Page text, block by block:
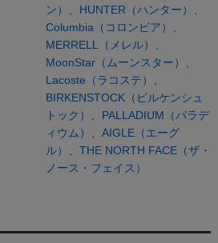
ン）、 HUNTER（ハンター）、
Columbia（コロンビア）、
MERRELL（メレル）、
MoonStar（ムーンスター）
Lacoste（ラコステ）
BIRKENSTOCK（ビルケンシュ
トック）
PALLADIUM（パラデ
ィウム）
AIGLE（エーグ
ル）
THE NORTH FACE（ザ・
ノース・フェイス）